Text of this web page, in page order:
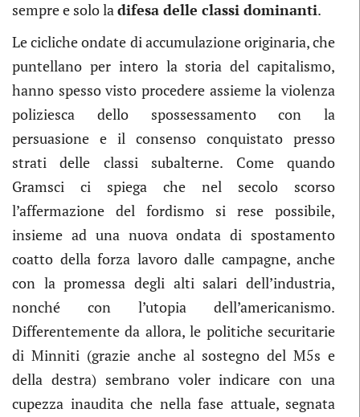
sempre e solo ladifesa delle classi dominanti.
Le cicliche ondate di accumulazione originaria, che
puntellano per intero la storia del capitalismo,
hanno spesso visto procedere assieme la violenza
poliziesca dello spossessamento con la
persuasione e il consenso conquistato presso
strati delle classi subalterne. Come quando
Gramsci ci spiega che nel secolo scorso
l’affermazione del fordismo si rese possibile,
insieme ad una nuova ondata di spostamento
coatto della forza lavoro dalle campagne, anche
con la promessa degli alti salari dell’industria,
nonché con l’utopia dell’americanismo.
Differentemente da allora, le politiche securitarie
di Minniti (grazie anche al sostegno del M5s e
della destra) sembrano voler indicare con una
cupezza inaudita che nella fase attuale, segnata